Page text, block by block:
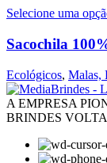
Selecione uma
Sacochila
Ecológicos, Malas,
A EMPRESA
BRINDES